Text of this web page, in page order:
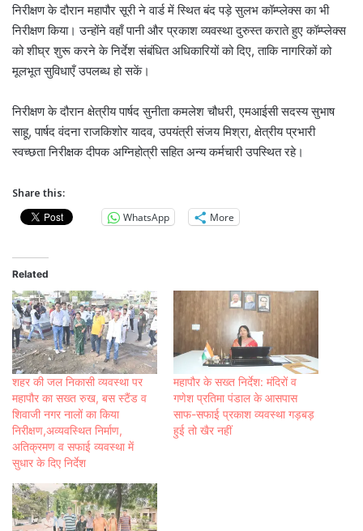
निरीक्षण के दौरान महापौर सूरी ने वार्ड में स्थित बंद पड़े सुलभ कॉम्प्लेक्स का भी
निरीक्षण किया। उन्होंने वहाँ पानी और प्रकाश व्यवस्था दुरुस्त कराते हुए कॉम्प्लेक्स
को शीघ्र शुरू करने के निर्देश संबंधित अधिकारियों को दिए, ताकि नागरिकों को
मूलभूत सुविधाएँ उपलब्ध हो सकें।
निरीक्षण के दौरान क्षेत्रीय पार्षद सुनीता कमलेश चौधरी, एमआईसी सदस्य सुभाष
साहू, पार्षद वंदना राजकिशोर यादव, उपयंत्री संजय मिश्रा, क्षेत्रीय प्रभारी
स्वच्छता निरीक्षक दीपक अग्निहोत्री सहित अन्य कर्मचारी उपस्थित रहे।
Share this:
WhatsApp
More
Related
शहर की जल निकासी व्यवस्था पर
महापौर का सख्त रुख, बस स्टैंड व
शिवाजी नगर नालों का किया
निरीक्षण,अव्यवस्थित निर्माण,
अतिक्रमण व सफाई व्यवस्था में
सुधार के दिए निर्देश
महापौर के सख्त निर्देश: मंदिरों व
गणेश प्रतिमा पंडाल के आसपास
साफ-सफाई प्रकाश व्यवस्था गड़बड़
हुई तो खैर नहीं